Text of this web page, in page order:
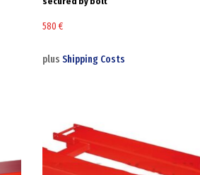
580€
plusShipping Costs